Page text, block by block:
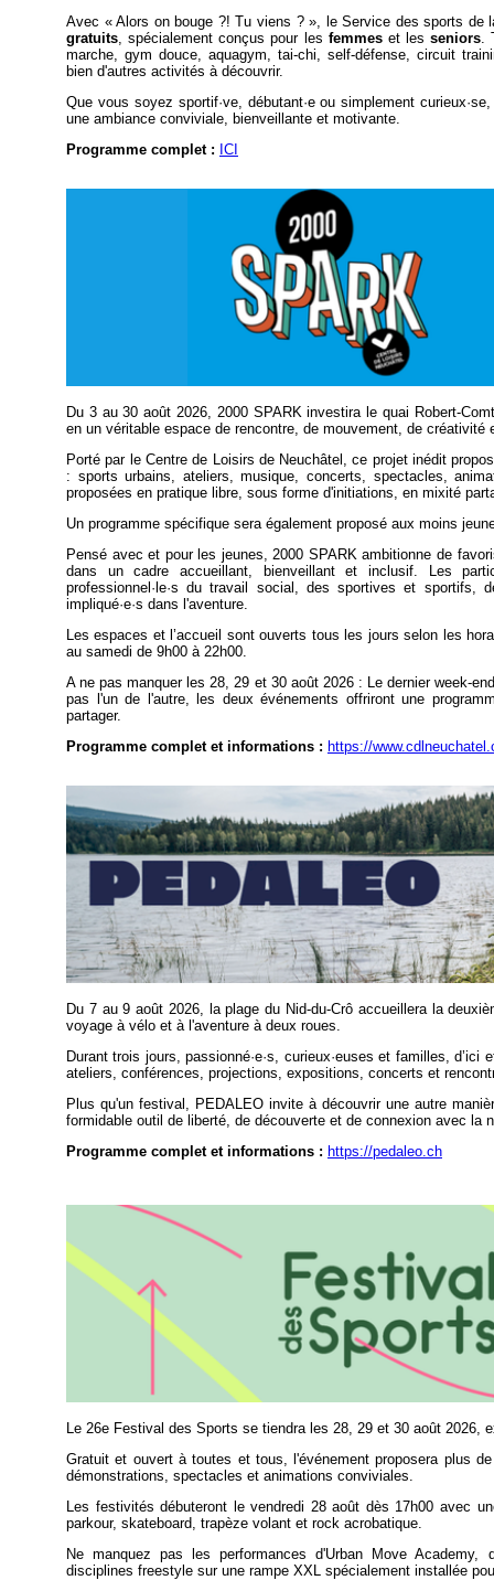
Avec « Alors on bouge ?! Tu viens ? », le Service des sports de
gratuits , spécialement conçus pour les femmeset lesseniors
marche, gym douce, aquagym, tai-chi, self-défense, circuit
bien d'autres activités à découvrir.
Que vous soyez sportif·ve, débutant·e ou simplement
une ambiance conviviale, bienveillante et motivante.
Programme complet : ICI
Du 3 au 30 août 2026, 2000 SPARK investira le quai Robert-
en un véritable espace de rencontre, de mouvement, de créativité
Porté par le Centre de Loisirs de Neuchâtel, ce projet inédit
: sports urbains, ateliers, musique, concerts, spectacles,
proposées en pratique libre, sous forme d'initiations, en mixité
Un programme spécifique sera également proposé aux moins
Pensé avec et pour les jeunes, 2000 SPARK ambitionne de
dans un cadre accueillant, bienveillant et inclusif. Les
professionnel·le·s du travail social, des sportives et sportifs,
impliqué·e·s dans l'aventure.
Les espaces et l’accueil sont ouverts tous les jours selon les
au samedi de 9h00 à 22h00.
A ne pas manquer les 28, 29 et 30 août 2026 : Le dernier week-
pas l'un de l'autre, les deux événements offriront une
partager.
Programme complet et informations : https://
Du 7 au 9 août 2026, la plage du Nid-du-Crô accueillera la
voyage à vélo et à l'aventure à deux roues.
Durant trois jours, passionné·e·s, curieux·euses et familles,
ateliers, conférences, projections, expositions, concerts et
Plus qu'un festival, PEDALEO invite à découvrir une autre
formidable outil de liberté, de découverte et de connexion avec la
Programme complet et informations : https://pedaleo.ch
Le 26e Festival des Sports se tiendra les 28, 29 et 30 août
Gratuit et ouvert à toutes et tous, l'événement proposera plus
démonstrations, spectacles et animations conviviales.
Les festivités débuteront le vendredi 28 août dès 17h00 avec
parkour, skateboard, trapèze volant et rock acrobatique.
Ne manquez pas les performances d'Urban Move
disciplines freestyle sur une rampe XXL spécialement installée